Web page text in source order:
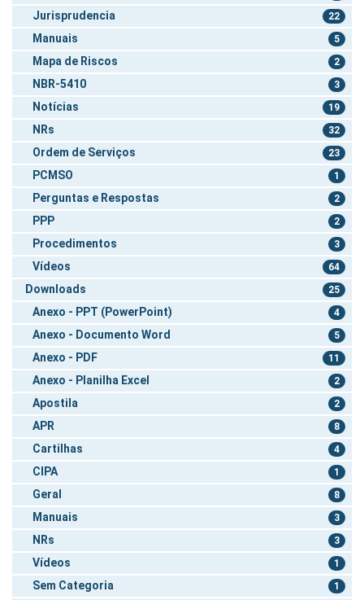
Jurisprudencia 22
Manuais 5
Mapa de Riscos 2
NBR-5410 3
Notícias 19
NRs 32
Ordem de Serviços 23
PCMSO 1
Perguntas e Respostas 2
PPP 2
Procedimentos 3
Vídeos 64
Downloads 25
Anexo - PPT (PowerPoint) 4
Anexo - Documento Word 5
Anexo - PDF 11
Anexo - Planilha Excel 2
Apostila 2
APR 8
Cartilhas 4
CIPA 1
Geral 8
Manuais 3
NRs 3
Vídeos 1
Sem Categoria 1